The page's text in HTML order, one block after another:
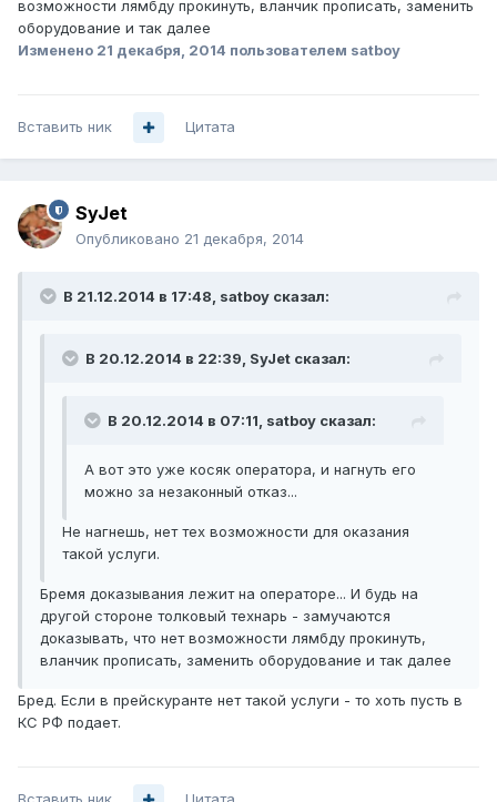
возможности лямбду прокинуть, вланчик прописать, заменить
оборудование и так далее
Изменено 21 декабря, 2014 пользователем satboy
Вставить ник Цитата
SyJet
Опубликовано 21 декабря, 2014
В 21.12.2014 в 17:48, satboy сказал:
В 20.12.2014 в 22:39, SyJet сказал:
В 20.12.2014 в 07:11, satboy сказал:
А вот это уже косяк оператора, и нагнуть его
можно за незаконный отказ...
Не нагнешь, нет тех возможности для оказания
такой услуги.
Бремя доказывания лежит на операторе... И будь на
другой стороне толковый технарь - замучаются
доказывать, что нет возможности лямбду прокинуть,
вланчик прописать, заменить оборудование и так далее
Бред. Если в прейскуранте нет такой услуги - то хоть пусть в
КС РФ подает.